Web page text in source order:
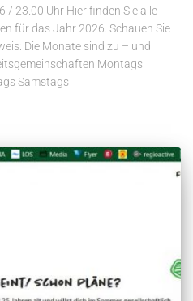
/ 23.00 Uhr Hier finden Sie alle
für das Jahr 2026. Schauen Sie
Die Monate sind zu – und
Montags
Samstags